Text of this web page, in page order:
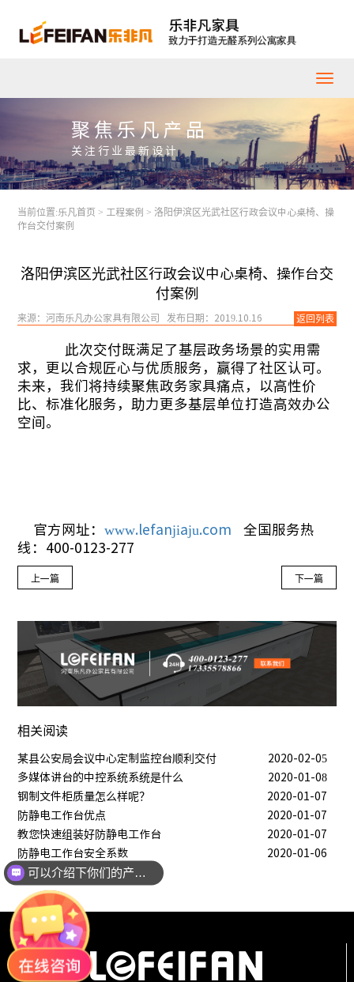
聚焦乐凡产品
关注行业最新设计
当前位置:乐凡首页 > 工程案例 > 洛阳伊滨区光武社区行政会议中心桌椅、操
作台交付案例
洛阳伊滨区光武社区行政会议中心桌椅、操作台交
付案例
来源：河南乐凡办公家具有限公司 发布日期：2019.10.16 返回列表
此次交付既满足了基层政务场景的实用需
求，更以合规匠心与优质服务，赢得了社区认可。
未来，我们将持续聚焦政务家具痛点，以高性价
比、标准化服务，助力更多基层单位打造高效办公
空间。
官方网址：www.lefanjiaju.com 全国服务热
线：400-0123-277
上一篇 下一篇
相关阅读
某县公安局会议中心定制监控台顺利交付
2020-02-05
多媒体讲台的中控系统系统是什么
2020-01-08
钢制文件柜质量怎么样呢？
2020-01-07
防静电工作台优点
2020-01-07
教您快速组装好防静电工作台
2020-01-07
防静电工作台安全系数
2020-01-06
你们是怎么收费的呢？